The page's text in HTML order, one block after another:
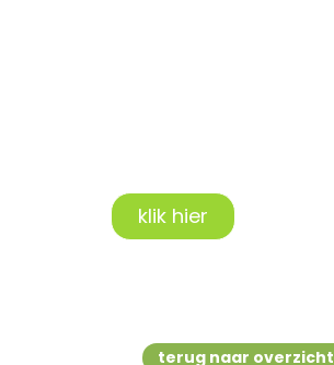
klik hier
terug naar overzicht